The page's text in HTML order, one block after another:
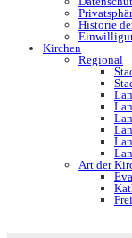
Historie
Kirchen
Regional
Art der